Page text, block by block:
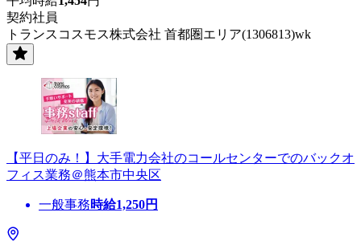
契約社員
トランスコスモス株式会社 首都圏エリア(1306813)wk
【平日のみ！】大手電力会社のコールセンターでのバックオ
フィス業務＠熊本市中央区
一般事務時給1,250円